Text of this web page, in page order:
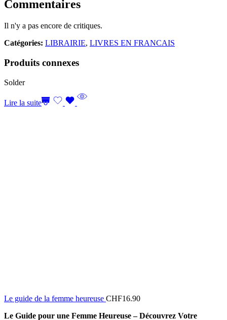
Commentaires
Il n'y a pas encore de critiques.
Catégories: LIBRAIRIE, LIVRES EN FRANCAIS
Produits connexes
Solder
Lire la suite
Le guide de la femme heureuse CHF16.90
Le Guide pour une Femme Heureuse – Découvrez Votre